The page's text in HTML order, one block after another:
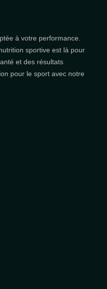
à votre performance.
sportive est là pour
et des résultats
pour le sport avec notre